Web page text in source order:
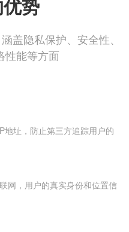
势
盖隐私保护、安全性、
性能等方面
地址，防止第三方追踪用户的
网，用户的真实身份和位置信